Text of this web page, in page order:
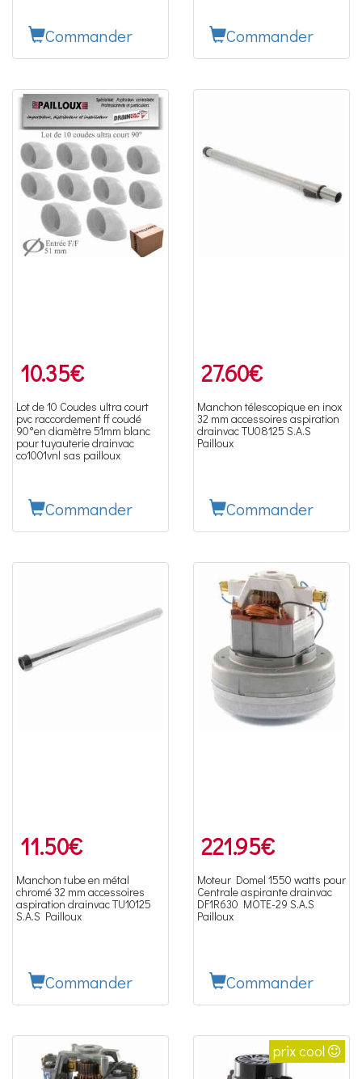
Commander Commander
10.35€
Lot de 10 Coudes ultra court
pvc raccordement ff coudé
90°en diamètre 51mm blanc
pour tuyauterie drainvac
co1001vnl sas pailloux
Commander
27.60€
Manchon télescopique en inox
32 mm accessoires aspiration
drainvac TU08125 S.A.S
Pailloux
Commander
11.50€
Manchon tube en métal
chromé 32 mm accessoires
aspiration drainvac TU10125
S.A.S Pailloux
Commander
221.95€
Moteur Domel 1550 watts pour
Centrale aspirante drainvac
DF1R630 MOTE-29 S.A.S
Pailloux
Commander
prix cool